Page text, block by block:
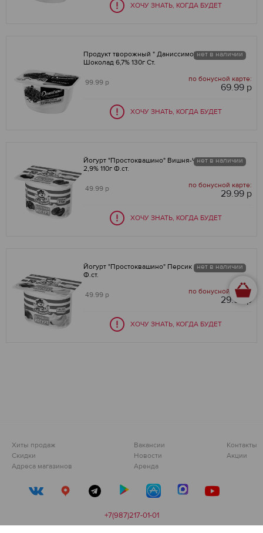
ХОЧУ ЗНАТЬ, КОГДА БУДЕТ
нет в наличии
-30%
Продукт творожный " Даниссимо" Браво
Шоколад 6,7% 130г Ст.
99.99 р по бонусной карте:
69.99 р
ХОЧУ ЗНАТЬ, КОГДА БУДЕТ
нет в наличии
-40%
Йогурт "Простоквашино" Вишня-Черешня
2,9% 110г Ф.ст.
49.99 р по бонусной карте:
29.99 р
ХОЧУ ЗНАТЬ, КОГДА БУДЕТ
нет в наличии
-40%
Йогурт "Простоквашино" Персик 2,9% 110г
Ф.ст.
49.99 р по бонусной карте:
29.99 р
ХОЧУ ЗНАТЬ, КОГДА БУДЕТ
Хиты продаж
Скидки
Адреса магазинов
Вакансии
Новости
Аренда
Контакты
Акции
+7(987)217-01-01